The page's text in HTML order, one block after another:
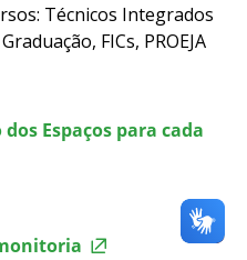
Técnicos Integrados
FICs, PROEJA
Espaços para cada